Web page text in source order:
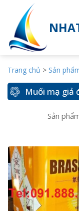
Trang chủ > Sản
Muối mạ giả
Sản